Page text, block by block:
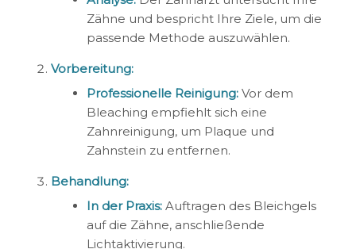
Zähne und bespricht Ihre Ziele, um die
passende Methode auszuwählen.
Vorbereitung:
Professionelle Reinigung:Vor dem
Bleaching empfiehlt sich eine
Zahnreinigung, um Plaque und
Zahnstein zu entfernen.
Behandlung:
In der Praxis:Auftragen des Bleichgels
auf die Zähne, anschließende
Lichtaktivierung.